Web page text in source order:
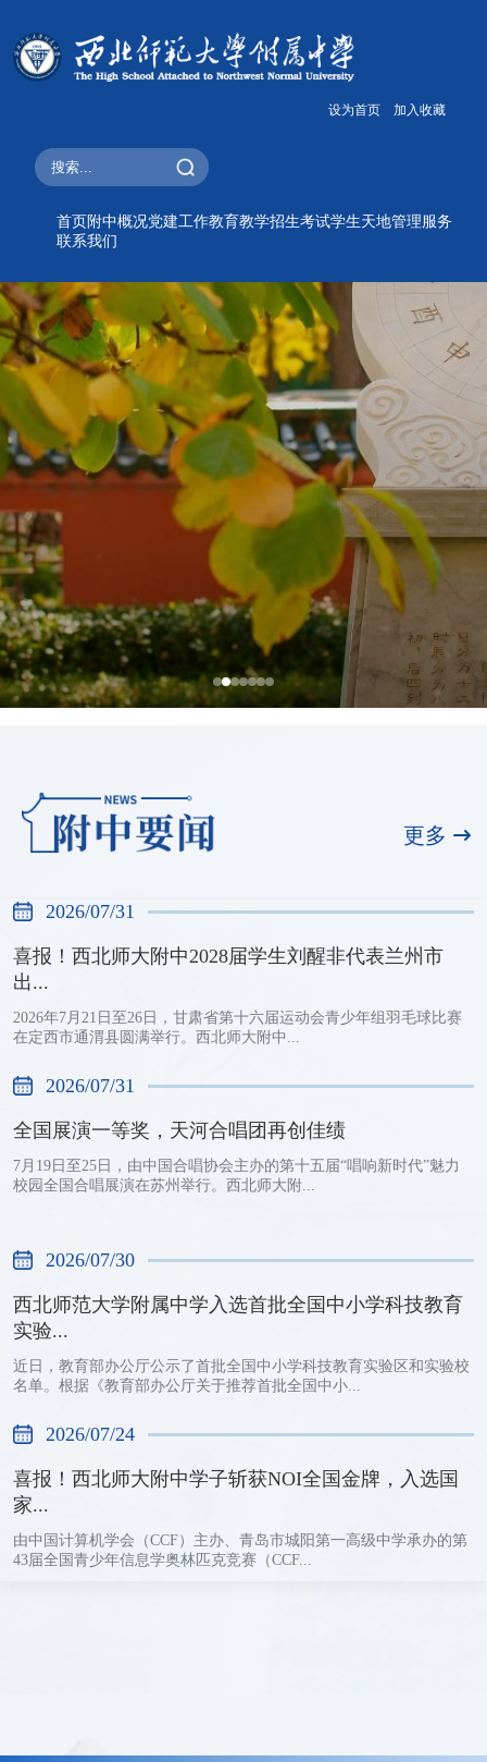
设为首页 加入收藏
首页 附中概况党建工作教育教学招生考试学生天地管理服务
联系我们
更多
全国展演一等奖，天河合唱团再创佳绩
2026/07/31
2026/07/31
喜报！西北师大附中2028届学生刘醒非代表兰州市
出...
2026年7月21日至26日，甘肃省第十六届运动会青少年组羽毛球比赛
在定西市通渭县圆满举行。西北师大附中...
2026/07/31
全国展演一等奖，天河合唱团再创佳绩
7月19日至25日，由中国合唱协会主办的第十五届“唱响新时代”魅力
校园全国合唱展演在苏州举行。西北师大附...
2026/07/30
西北师范大学附属中学入选首批全国中小学科技教育
实验...
近日，教育部办公厅公示了首批全国中小学科技教育实验区和实验校
名单。根据《教育部办公厅关于推荐首批全国中小...
2026/07/24
喜报！西北师大附中学子斩获NOI全国金牌，入选国
家...
由中国计算机学会（CCF）主办、青岛市城阳第一高级中学承办的第
43届全国青少年信息学奥林匹克竞赛（CCF...